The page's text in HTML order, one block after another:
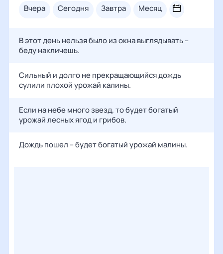
вчера сегодня завтра месяц
В этот день нельзя было из окна выглядывать –
беду накличешь.
Сильный и долго не прекращающийся дождь
сулили плохой урожай калины.
Если на небе много звезд, то будет богатый
урожай лесных ягод и грибов.
Дождь пошел – будет богатый урожай малины.